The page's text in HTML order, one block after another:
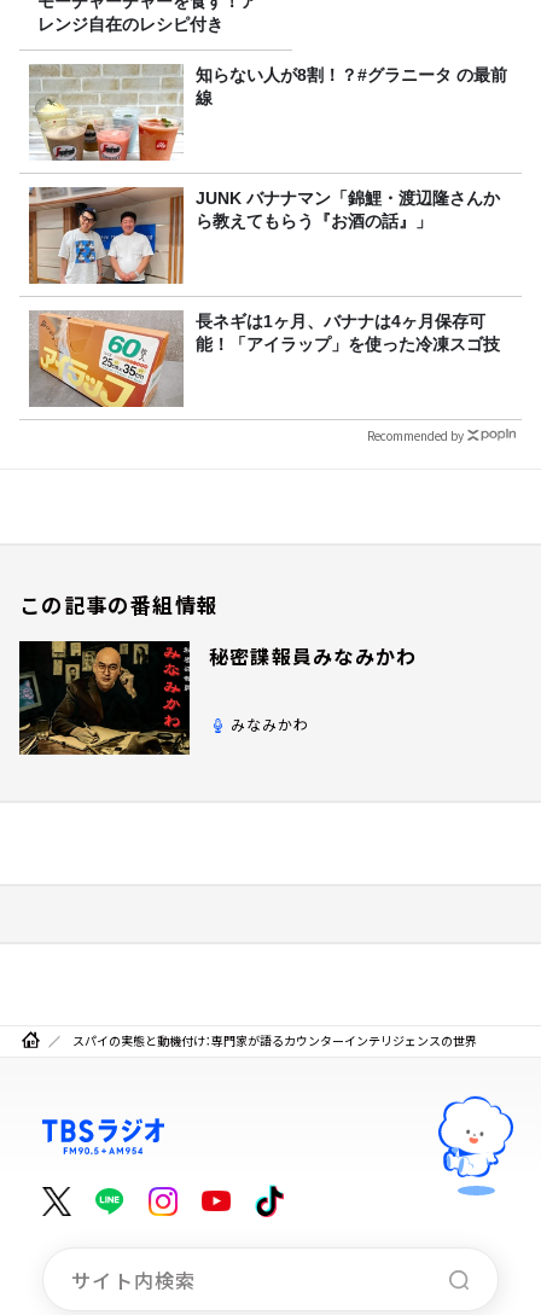
レンジ自在のレシピ付き
知らない人が8割！？#グラニータ の最前
線
JUNK バナナマン「錦鯉・渡辺隆さんか
ら教えてもらう『お酒の話』」
長ネギは1ヶ月、バナナは4ヶ月保存可
能！「アイラップ」を使った冷凍スゴ技
Recommended by
この記事の番組情報
秘密諜報員みなみかわ
みなみかわ
スパイの実態と動機付け：専門家が語るカウンターインテリジェンスの世界